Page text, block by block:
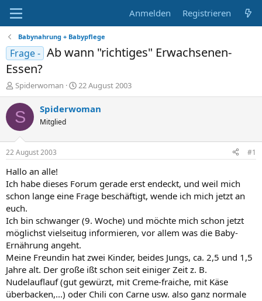
Anmelden Registrieren
Babynahrung + Babypflege
Frage - Ab wann "richtiges" Erwachsenen-
Essen?
E
r
s
t
e
r
Spiderwoman
E
r
s
t
22 August 2003
S Spiderwoman
Mitglied
22 August 2003 #1
Hallo an alle!
Ich habe dieses Forum gerade erst endeckt, und weil mich
schon lange eine Frage beschäftigt, wende ich mich jetzt an
euch.
Ich bin schwanger (9. Woche) und möchte mich schon jetzt
möglichst vielseitug informieren, vor allem was die Baby-
Ernährung angeht.
Meine Freundin hat zwei Kinder, beides Jungs, ca. 2,5 und 1,5
Jahre alt. Der große ißt schon seit einiger Zeit z. B.
Nudelauflauf (gut gewürzt, mit Creme-fraiche, mit Käse
überbacken,...) oder Chili con Carne usw. also ganz normale